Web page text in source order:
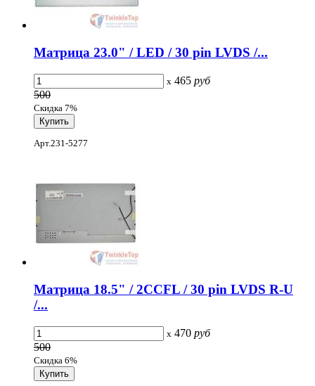
Матрица 23.0" / LED / 30 pin LVDS /...
x 465 руб
500
Скидка 7%
Арт.231-5277
Матрица 18.5" / 2CCFL / 30 pin LVDS R-U
/...
x 470 руб
500
Скидка 6%